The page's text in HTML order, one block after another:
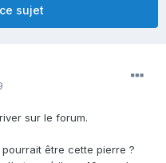
sujet
sur le forum.
être cette pierre ?